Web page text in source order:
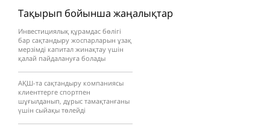
Тақырып бойынша жаңалықтар
Инвестициялық құрамдас бөлігі
бар сақтандыру жоспарларын ұзақ
мерзімді капитал жинақтау үшін
қалай пайдалануға болады
АҚШ-та сақтандыру компаниясы
клиенттерге спортпен
шұғылданып, дұрыс тамақтанғаны
үшін сыйақы төлейді